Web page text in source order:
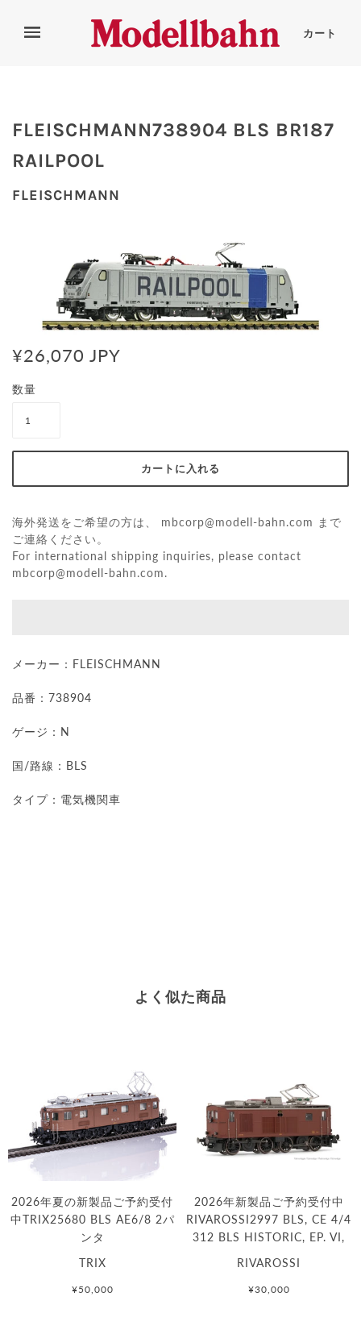
カート
FLEISCHMANN738904 BLS BR187
RAILPOOL
FLEISCHMANN
¥26,070 JPY
数量
海外発送をご希望の方は、 mbcorp@modell-bahn.com まで
ご連絡ください。
For international shipping inquiries, please contact
mbcorp@modell-bahn.com.
メーカー： FLEISCHMANN
品番：738904
ゲージ：N
国/路線：BLS
タイプ：電気機関車
よく似た商品
2026年夏の新製品ご予約受付
中TRIX25680 BLS AE6/8 2パ
ンタ
TRIX
¥50,000
2026年新製品ご予約受付中
RIVAROSSI2997 BLS, CE 4/4
312 BLS HISTORIC, EP. VI,
RIVAROSSI
¥30,000